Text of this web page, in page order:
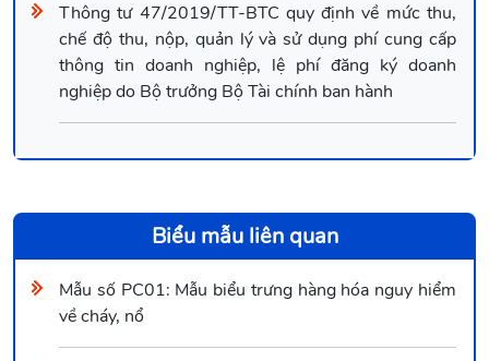
Thông tư 47/2019/TT-BTC quy định về mức thu,
chế độ thu, nộp, quản lý và sử dụng phí cung cấp
thông tin doanh nghiệp, lệ phí đăng ký doanh
nghiệp do Bộ trưởng Bộ Tài chính ban hành
Biểu mẫu liên quan
Mẫu số PC01: Mẫu biểu trưng hàng hóa nguy hiểm
về cháy, nổ